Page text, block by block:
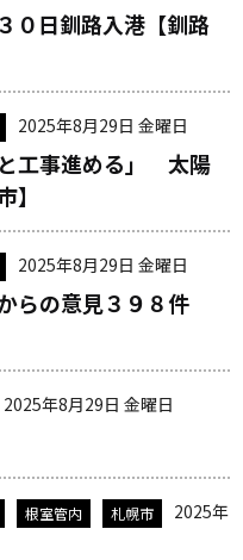
日釧路入港【釧路
2025年8月29日 金曜日
工事進める」 太陽
2025年8月29日 金曜日
らの意見３９８件
2025年8月29日 金曜日
根室管内 札幌市
2025年